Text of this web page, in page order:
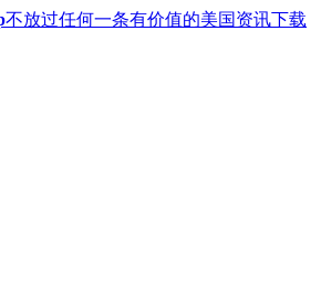
不放过任何一条有价值的美国资讯下载